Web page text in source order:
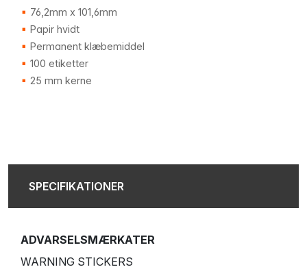
76,2mm x 101,6mm
Papir hvidt
Permanent klæbemiddel
100 etiketter
25 mm kerne
SPECIFIKATIONER
ADVARSELSMÆRKATER
WARNING STICKERS